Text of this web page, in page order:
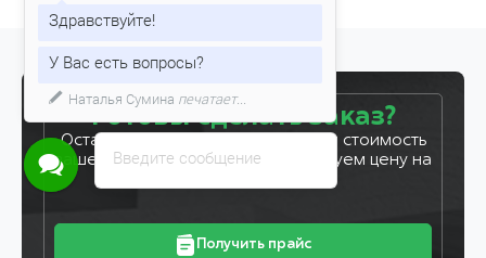
Готовы сделать заказ?
Оставьте заявку, и мы рассчитаем стоимость
вашего заказа за 5 минут. Фиксируем цену на
Получить прайс
Введите сообщение
Здравствуйте!
У Вас есть вопросы?
Наталья Сумина печатает...